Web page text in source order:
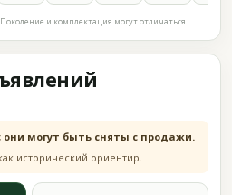
и комплектация могут отличаться.
они могут быть сняты с продажи.
исторический ориентир.